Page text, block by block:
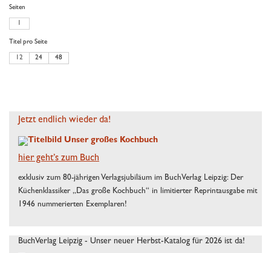
Seiten
1
Titel pro Seite
12 24 48
Jetzt endlich wieder da!
hier geht’s zum Buch
exklusiv zum 80-jährigen Verlagsjubiläum im BuchVerlag Leipzig: Der
Küchenklassiker „Das große Kochbuch“ in limitierter Reprintausgabe mit
1946 nummerierten Exemplaren!
BuchVerlag Leipzig - Unser neuer Herbst-Katalog für 2026 ist da!